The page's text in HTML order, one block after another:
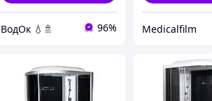
ВодОк 💧🚿 96% Medicalfilm